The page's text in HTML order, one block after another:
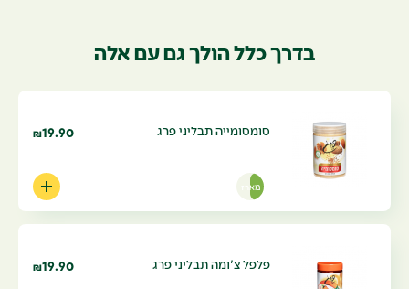
בדרך כלל הולך גם עם אלה
סומסומייה תבליני פרג ₪19.90
מארז
פלפל צ'ומה תבליני פרג ₪19.90